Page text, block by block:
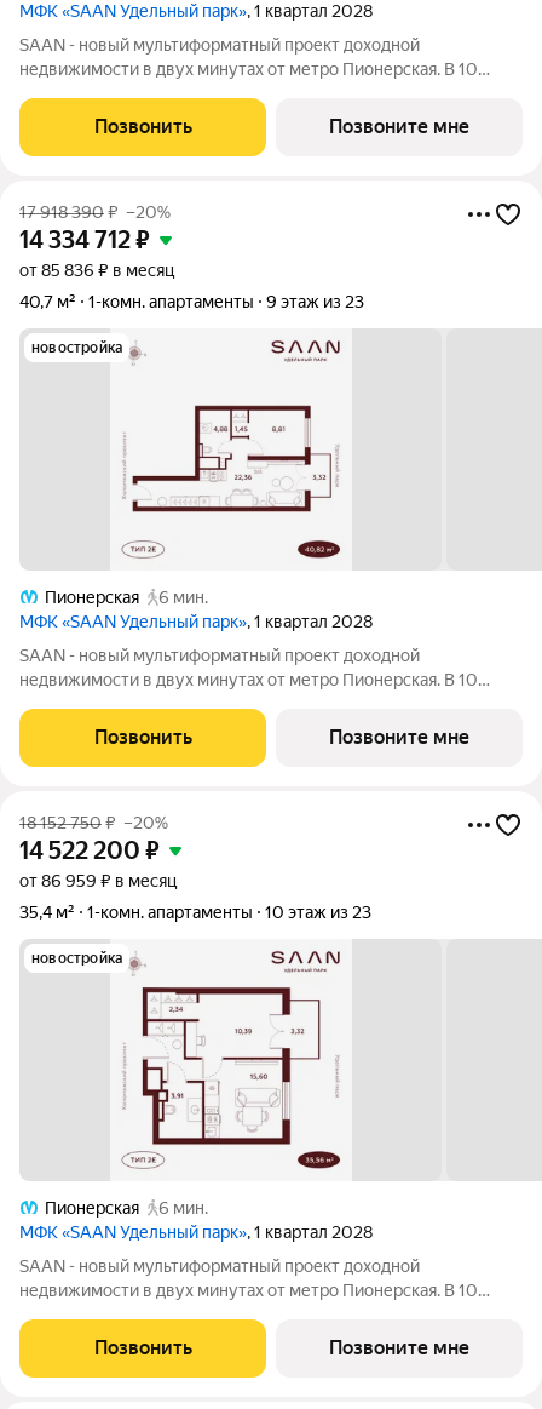
МФК «SAAN Удельный парк», 1 квартал 2028
SAAN - новый мультиформатный проект доходной
недвижимости в двух минутах от метро Пионерская. В 10
представлены различные варианты: от компактных студий до
просторных резиденций с панорамными
Позвонить Позвоните мне
17 918 390₽ –20%
14 334 712₽
от 85 836 ₽ в месяц
40,7 м²
1-комн. апартаменты 9 этаж из 23
новостройка
Пионерская
6 мин.
МФК «SAAN Удельный парк», 1 квартал 2028
SAAN - новый мультиформатный проект доходной
недвижимости в двух минутах от метро Пионерская. В 10
представлены различные варианты: от компактных студий до
просторных резиденций с панорамными
Позвонить Позвоните мне
18 152 750₽ –20%
14 522 200 ₽
от 86 959 ₽ в месяц
35,4 м²
1-комн. апартаменты 10 этаж из 23
новостройка
Пионерская
6 мин.
МФК «SAAN Удельный парк», 1 квартал 2028
SAAN - новый мультиформатный проект доходной
недвижимости в двух минутах от метро Пионерская. В 10
представлены различные варианты: от компактных студий до
просторных резиденций с панорамными
Позвонить Позвоните мне